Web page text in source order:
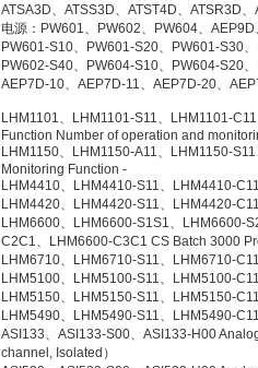
ATSA3D、ATSS3D、ATST4D、ATSR3D
电源：PW601、PW602、PW604、
PW601-S10、PW601-S20、PW601-S30
PW602-S40、PW604-S10、PW604-S20
AEP7D-10、AEP7D-11、AEP7D-20、
LHM1101、LHM1101-S11、LHM1101-
Function Number of operation and
LHM1150、LHM1150-A11、LHM1150-
Monitoring Function -
LHM4410、LHM4410-S11、LHM4410-
LHM4420、LHM4420-S11、LHM4420-
LHM6600、LHM6600-S1S1、LHM6600-
C2C1、LHM6600-C3C1 CS Batch 3000
LHM6710、LHM6710-S11、LHM6710-
LHM5100、LHM5100-S11、LHM5100-
LHM5150、LHM5150-S11、LHM5150-
LHM5490、LHM5490-S11、LHM5490-
ASI133、ASI133-S00、ASI133-H00
channel, Isolated）